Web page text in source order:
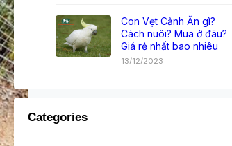
Con Vẹt Cảnh Ăn gì?
Cách nuôi? Mua ở đâu?
Giá rẻ nhất bao nhiêu
13/12/2023
Categories